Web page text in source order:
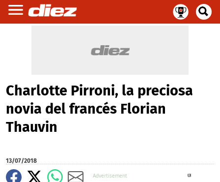
Charlotte Pirroni, la preciosa
novia del francés Florian
Thauvin
13/07/2018
X